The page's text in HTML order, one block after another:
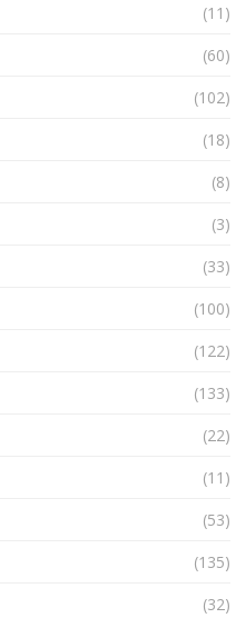
(11)
(60)
(102)
(18)
(8)
(3)
(33)
(100)
(122)
(133)
(22)
(11)
(53)
(135)
(32)